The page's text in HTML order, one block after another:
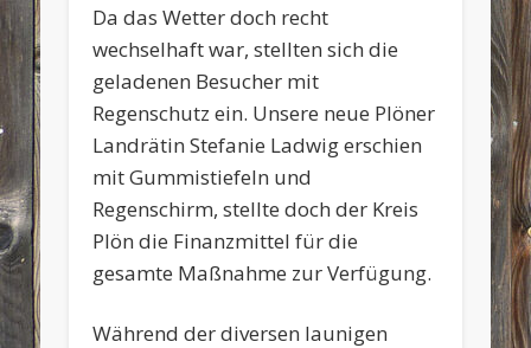
Da das Wetter doch recht
wechselhaft war, stellten sich die
geladenen Besucher mit
Regenschutz ein. Unsere neue Plöner
Landrätin Stefanie Ladwig erschien
mit Gummistiefeln und
Regenschirm, stellte doch der Kreis
Plön die Finanzmittel für die
gesamte Maßnahme zur Verfügung.
Während der diversen launigen